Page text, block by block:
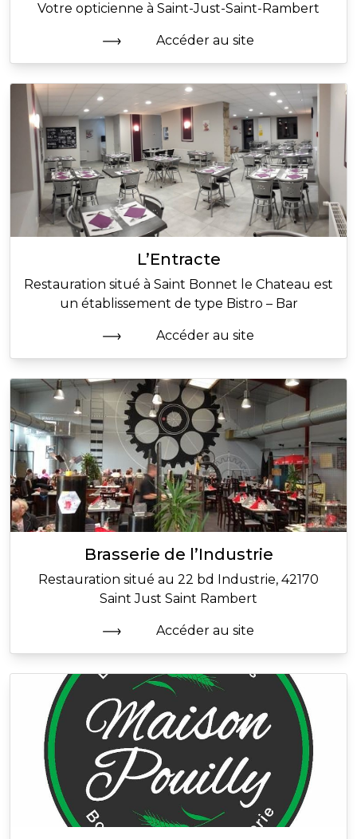
Votre opticienne à Saint-Just-Saint-Rambert
Accéder au site
L’Entracte
Restauration situé à Saint Bonnet le Chateau est
un établissement de type Bistro – Bar
Accéder au site
Brasserie de l’Industrie
Restauration situé au 22 bd Industrie, 42170
Saint Just Saint Rambert
Accéder au site